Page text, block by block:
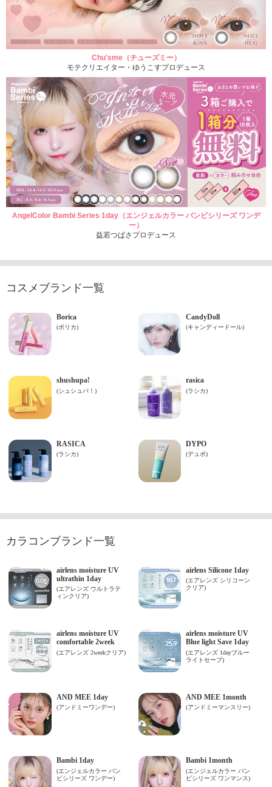
Chu'sme（チューズミー）
モテクリエイター・ゆうこすプロデュース
AngelColor Bambi Series 1day（エンジェルカラー バンビシリーズ ワンデ
ー）
益若つばさプロデュース
コスメブランド一覧
カラコンブランド一覧